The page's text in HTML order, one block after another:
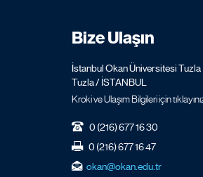
Bize Ulaşın
İstanbul Okan Üniversitesi
Tuzla / İSTANBUL
Kroki ve Ulaşım Bilgileri için
0 (216) 677 16 30
0 (216) 677 16 47
okan@okan.edu.tr